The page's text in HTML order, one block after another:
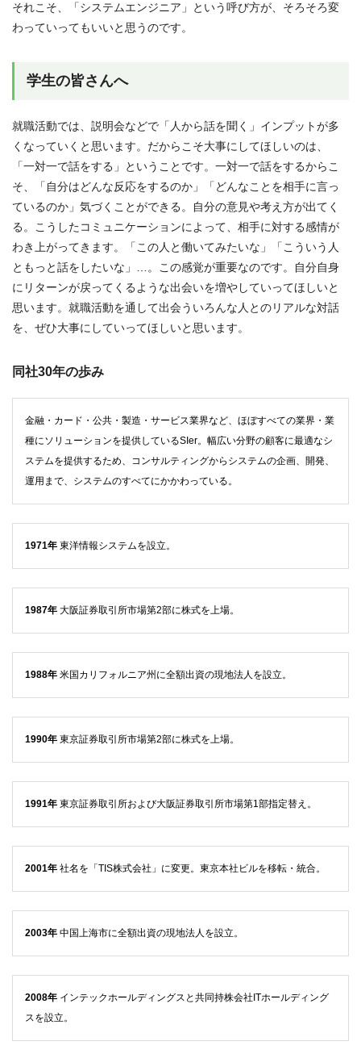
それこそ、「システムエンジニア」という呼び方が、そろそろ変
わっていってもいいと思うのです。
学生の皆さんへ
就職活動では、説明会などで「人から話を聞く」インプットが多
くなっていくと思います。だからこそ大事にしてほしいのは、
「一対一で話をする」ということです。一対一で話をするからこ
そ、「自分はどんな反応をするのか」「どんなことを相手に言っ
ているのか」気づくことができる。自分の意見や考え方が出てく
る。こうしたコミュニケーションによって、相手に対する感情が
わき上がってきます。「この人と働いてみたいな」「こういう人
ともっと話をしたいな」…。この感覚が重要なのです。自分自身
にリターンが戻ってくるような出会いを増やしていってほしいと
思います。就職活動を通して出会ういろんな人とのリアルな対話
を、ぜひ大事にしていってほしいと思います。
同社30年の歩み
金融・カード・公共・製造・サービス業界など、ほぼすべての業界・業
種にソリューションを提供しているSIer。幅広い分野の顧客に最適なシ
ステムを提供するため、コンサルティングからシステムの企画、開発、
運用まで、システムのすべてにかかわっている。
1971年 東洋情報システムを設立。
1987年 大阪証券取引所市場第2部に株式を上場。
1988年 米国カリフォルニア州に全額出資の現地法人を設立。
1990年 東京証券取引所市場第2部に株式を上場。
1991年 東京証券取引所および大阪証券取引所市場第1部指定替え。
2001年 社名を「TIS株式会社」に変更。東京本社ビルを移転・統合。
2003年 中国上海市に全額出資の現地法人を設立。
2008年 インテックホールディングスと共同持株会社ITホールディング
スを設立。